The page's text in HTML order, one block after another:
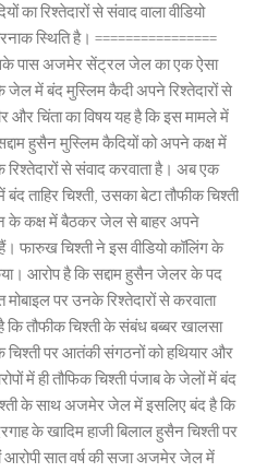
का रिश्तेदारों से संवाद वाला वीडियो
स्थिति है। ================
पास अजमेर सेंट्रल जेल का एक ऐसा
जेल में बंद मुस्लिम कैदी अपने रिश्तेदारों से
और चिंता का विषय यह है कि इस मामले में
हुसैन मुस्लिम कैदियों को अपने कक्ष में
से संवाद करवाता है। अब एक
ताहिर चिश्ती, उसका बेटा तौफीक चिश्ती
के कक्ष में बैठकर जेल से बाहर अपने
फारुख चिश्ती ने इस वीडियो कॉलिंग के
आरोप है कि सद्दाम हुसैन जेलर के पद
पर उनके रिश्तेदारों से करवाता
कि तौफीक चिश्ती के संबंध बब्बर खालसा
पर आतंकी संगठनों को हथियार और
में ही तौफिक चिश्ती पंजाब के जेलों में बंद
के साथ अजमेर जेल में इसलिए बंद है कि
के खादिम हाजी बिलाल हुसैन चिश्ती पर
सात वर्ष की सजा अजमेर जेल में